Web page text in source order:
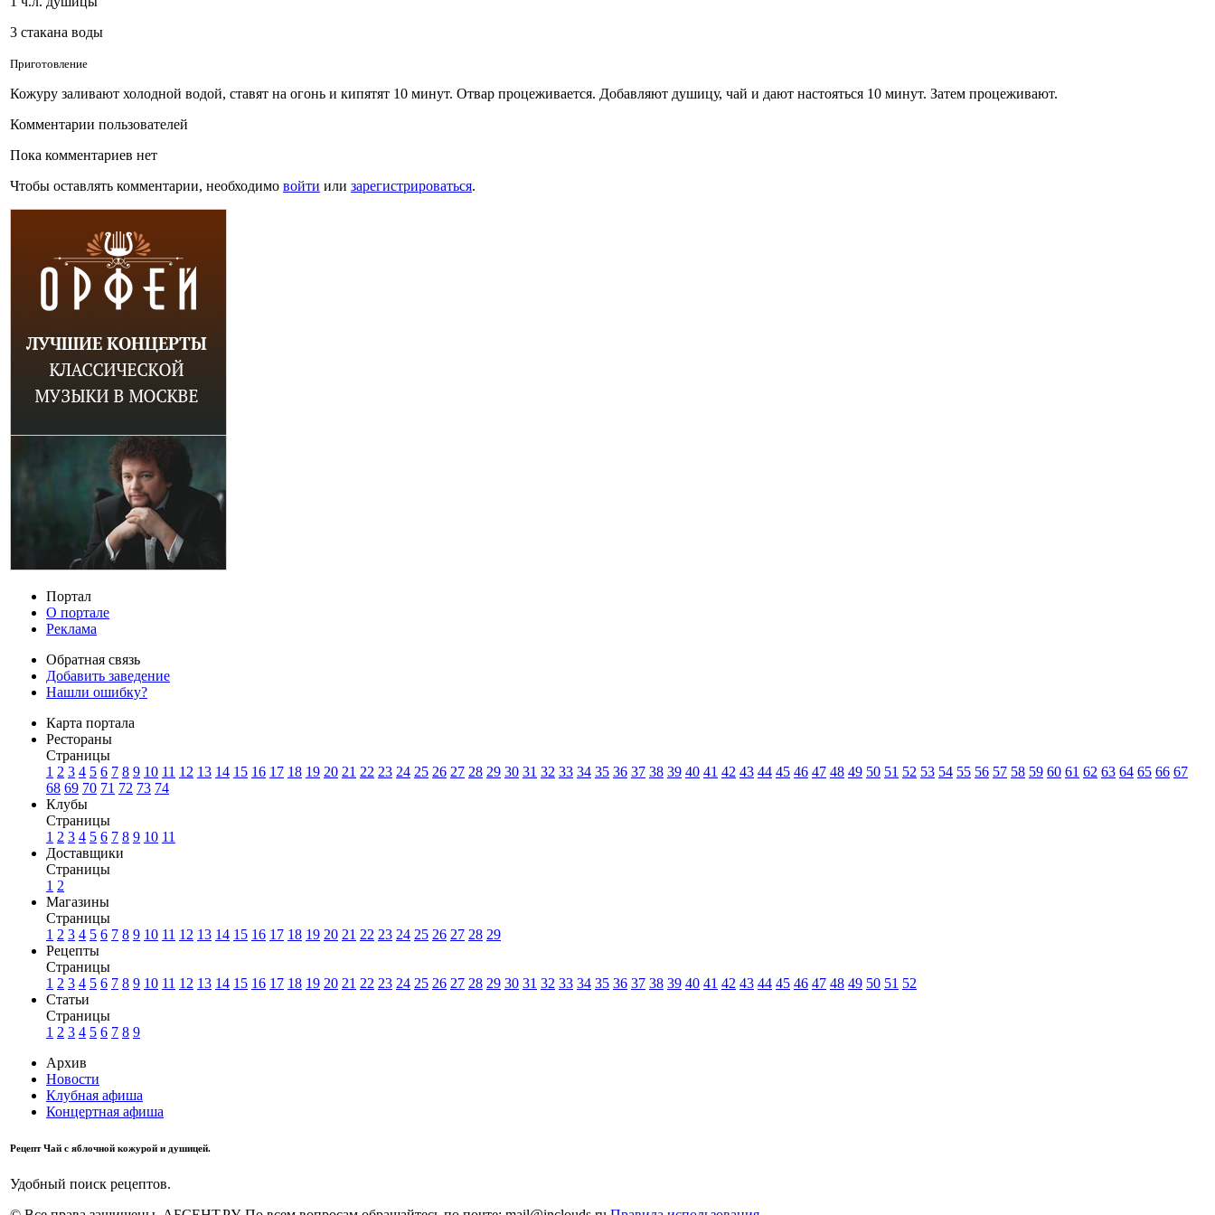
3 стакана воды
Приготовление
Кожуру заливают холодной водой, ставят на огонь и кипятят 10 минут. Отвар процеживается. Добавляют душицу, чай и дают настояться 10 минут. Затем процеживают.
Комментарии пользователей
Пока комментариев нет
Чтобы оставлять комментарии, необходимо войти или зарегистрироваться.
Портал
О портале
Реклама
Обратная связь
Добавить заведение
Нашли ошибку?
Карта портала
Рестораны
Страницы
1 2 3 4 5 6 7 8 9 10 11 12 13 14 15 16 17 18 19 20 21 22 23 24 25 26 27 28 29 30 31 32 33 34 35 36 37 38 39 40 41 42 43 44 45 46 47 48 49 50 51 52 53 54 55 56 57 58 59 60 61 62 63 64 65 66 67
68 69 70 71 72 73 74
Клубы
Страницы
1 2 3 4 5 6 7 8 9 10 11
Доставщики
Страницы
1 2
Магазины
Страницы
1 2 3 4 5 6 7 8 9 10 11 12 13 14 15 16 17 18 19 20 21 22 23 24 25 26 27 28 29
Рецепты
Страницы
1 2 3 4 5 6 7 8 9 10 11 12 13 14 15 16 17 18 19 20 21 22 23 24 25 26 27 28 29 30 31 32 33 34 35 36 37 38 39 40 41 42 43 44 45 46 47 48 49 50 51 52
Статьи
Страницы
1 2 3 4 5 6 7 8 9
Архив
Новости
Клубная афиша
Концертная афиша
Рецепт Чай с яблочной кожурой и душицей.
Удобный поиск рецептов.